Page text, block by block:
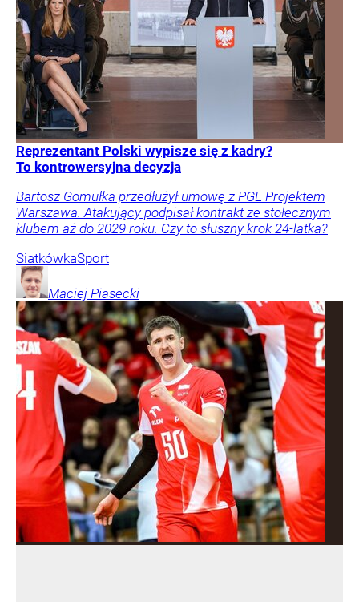
Reprezentant Polski wypisze się z kadry?
To kontrowersyjna decyzja
Bartosz Gomułka przedłużył umowę z PGE Projektem
Warszawa. Atakujący podpisał kontrakt ze stołecznym
klubem aż do 2029 roku. Czy to słuszny krok 24-latka?
SiatkówkaSport
Maciej Piasecki